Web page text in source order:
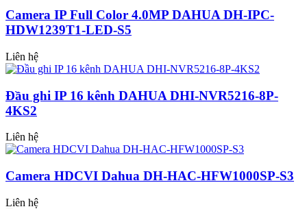
Camera IP Full Color 4.0MP DAHUA DH-IPC-
HDW1239T1-LED-S5
Liên hệ
Đầu ghi IP 16 kênh DAHUA DHI-NVR5216-8P-
4KS2
Liên hệ
Camera HDCVI Dahua DH-HAC-HFW1000SP-S3
Liên hệ